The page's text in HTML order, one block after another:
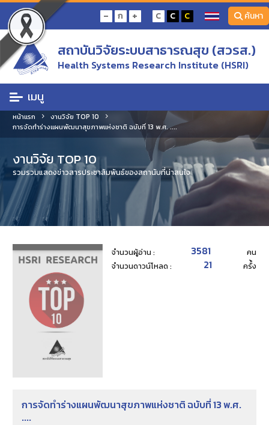
- ก + C C C ค้นหา
สถาบันวิจัยระบบสาธารณสุข (สวรส.)
Health Systems Research Institute (HSRI)
เมนู
หน้าแรก
งานวิจัย TOP 10
การจัดทำร่างแผนพัฒนาสุขภาพแห่งชาติ ฉบับที่ 13 พ.ศ. ....
งานวิจัย TOP 10
รวมรวมแสดงข่าวสารประชาสัมพันธ์ของสถานับที่น่าสนใจ
จำนวนผู้อ่าน : 3581
คน
จำนวนดาวน์โหลด :
21 ครั้้ง
การจัดทำร่างแผนพัฒนาสุขภาพแห่งชาติ ฉบับที่ 13 พ.ศ.
....